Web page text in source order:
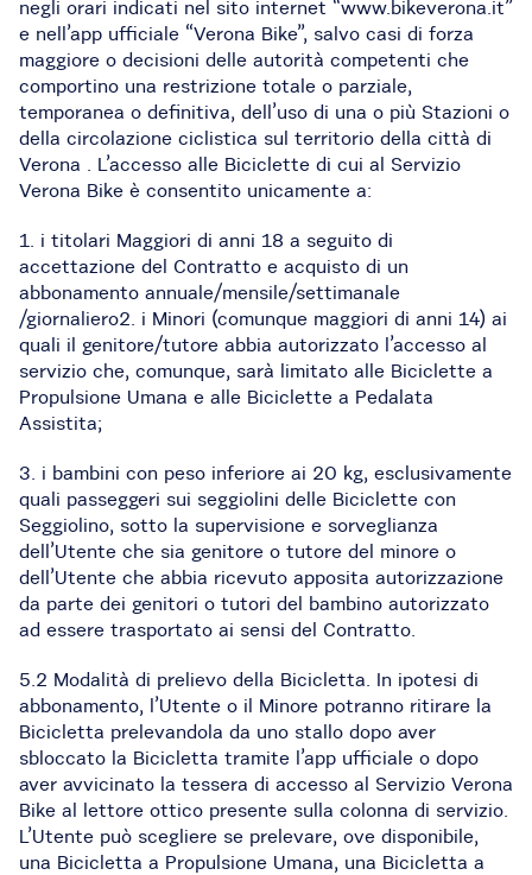
negli orari indicati nel sito internet “www.bikeverona.it”
e nell’app ufficiale “Verona Bike”, salvo casi di forza
maggiore o decisioni delle autorità competenti che
comportino una restrizione totale o parziale,
temporanea o definitiva, dell’uso di una o più Stazioni o
della circolazione ciclistica sul territorio della città di
Verona . L’accesso alle Biciclette di cui al Servizio
Verona Bike è consentito unicamente a:
1. i titolari Maggiori di anni 18 a seguito di
accettazione del Contratto e acquisto di un
abbonamento annuale/mensile/settimanale
/giornaliero2. i Minori (comunque maggiori di anni 14) ai
quali il genitore/tutore abbia autorizzato l’accesso al
servizio che, comunque, sarà limitato alle Biciclette a
Propulsione Umana e alle Biciclette a Pedalata
Assistita;
3. i bambini con peso inferiore ai 20 kg, esclusivamente
quali passeggeri sui seggiolini delle Biciclette con
Seggiolino, sotto la supervisione e sorveglianza
dell’Utente che sia genitore o tutore del minore o
dell’Utente che abbia ricevuto apposita autorizzazione
da parte dei genitori o tutori del bambino autorizzato
ad essere trasportato ai sensi del Contratto.
5.2 Modalità di prelievo della Bicicletta. In ipotesi di
abbonamento, l’Utente o il Minore potranno ritirare la
Bicicletta prelevandola da uno stallo dopo aver
sbloccato la Bicicletta tramite l’app ufficiale o dopo
aver avvicinato la tessera di accesso al Servizio Verona
Bike al lettore ottico presente sulla colonna di servizio.
L’Utente può scegliere se prelevare, ove disponibile,
una Bicicletta a Propulsione Umana, una Bicicletta a